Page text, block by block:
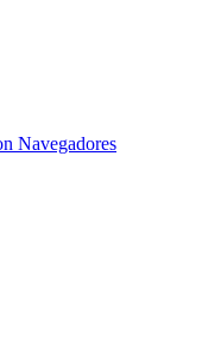
Navegadores